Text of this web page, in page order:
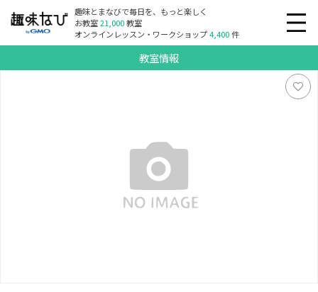
趣味とまなびで毎日を、もっと楽しく
お教室21,000教室
オンラインレッスン・ワークショップ4,400件
教室情報